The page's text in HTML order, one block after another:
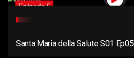
Epizoda 5
Santa Maria della Salute S01 Ep05